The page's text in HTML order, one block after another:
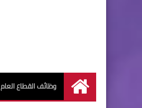
الرئيسية
وظائف القطاع العام